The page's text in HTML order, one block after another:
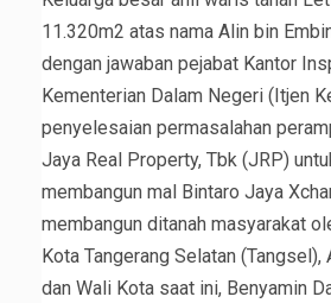
11.320m2 atas nama Alin bin
dengan jawaban pejabat Kantor
Kementerian Dalam Negeri (Itjen
penyelesaian permasalahan
Jaya Real Property, Tbk (JRP)
membangun mal Bintaro Jaya
membangun ditanah masyarakat
Kota Tangerang Selatan (Tangsel),
dan Wali Kota saat ini, Benyamin